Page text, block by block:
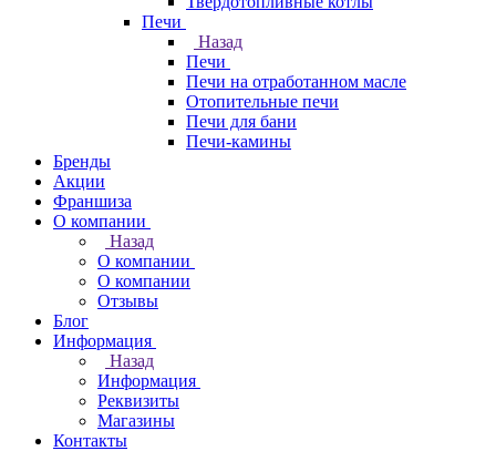
Печи
Назад
Печи
Печи на отработанном масле
Отопительные печи
Печи для бани
Печи-камины
Бренды
Акции
Франшиза
О компании
Назад
О компании
О компании
Отзывы
Блог
Информация
Назад
Информация
Реквизиты
Магазины
Контакты